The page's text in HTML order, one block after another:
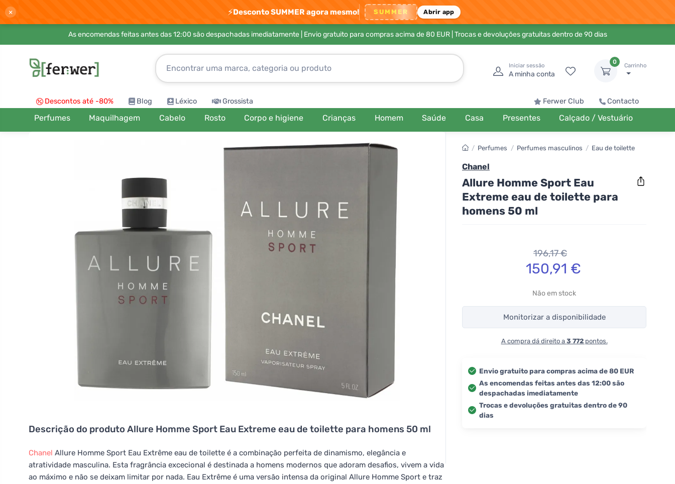
× ⚡Desconto SUMMER agora mesmo! SUMMER Abrir app
As encomendas feitas antes das 12:00 são despachadas imediatamente | Envio gratuito para compras acima de 80 EUR| Trocas e devoluções gratuitas dentro de 90 dias
Iniciar sessão
A minha conta
0
Carrinho
Descontos até -80% Blog Léxico Grossista Ferwer Club Contacto
Perfumes Maquilhagem Cabelo Rosto Corpo e higiene Crianças Homem Saúde Casa Presentes Calçado / Vestuário
Descrição do produto Allure Homme Sport Eau Extreme eau de toilette para homens 50 ml
Chanel Allure Homme Sport Eau Extrême eau de toilette é a combinação perfeita de dinamismo, elegância e
atratividade masculina. Esta fragrância excecional é destinada a homens modernos que adoram desafios, vivem a vida
ao máximo e não se deixam limitar por nada. Eau Extrême é uma versão intensa da original Allure Homme Sport e traz
/ Perfumes / Perfumes masculinos / Eau de toilette
Chanel
Allure Homme Sport Eau
Extreme eau de toilette para
homens 50 ml
196,17€
150,91 €
Não em stock
Monitorizar a disponibilidade
A compra dá direito a 3 772pontos.
Envio gratuito para compras acima de 80 EUR
As encomendas feitas antes das 12:00 são
despachadas imediatamente
Trocas e devoluções gratuitas dentro de 90
dias